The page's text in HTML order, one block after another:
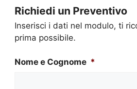
Richiedi un Preventivo
Inserisci i dati nel modulo, ti
prima possibile.
Nome e Cognome *